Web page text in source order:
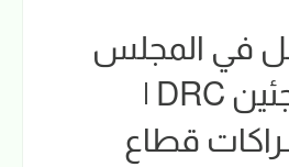
في المجلس
الدنماركي للاجئين DRC |
قطاع